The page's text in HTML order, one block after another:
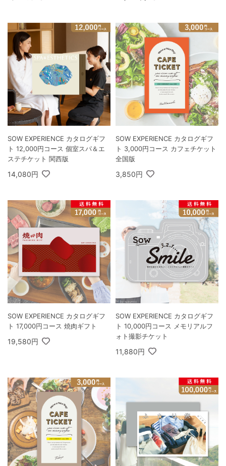
SOW EXPERIENCE カタログギフ
ト 12,000円コース 個室スパ＆エ
ステチケット 関西版
14,080円
SOW EXPERIENCE カタログギフ
ト 3,000円コース カフェチケット
全国版
3,850円
SOW EXPERIENCE カタログギフ
ト 17,000円コース 焼肉ギフト
19,580円
SOW EXPERIENCE カタログギフ
ト 10,000円コース メモリアルフ
ォト撮影チケット
11,880円